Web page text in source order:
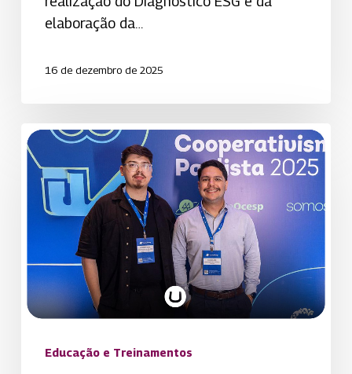
elaboração da…
16 de dezembro de 2025
Uniodonto
de
São
José
participa
do
Encontro
Comunicadores
Educação e Treinamentos